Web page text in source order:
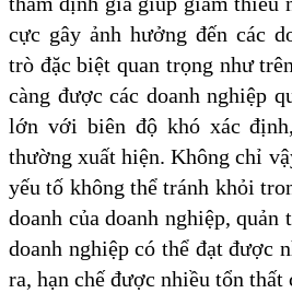
cực gây ảnh hưởng đến các
trò đặc biệt quan trọng như
càng được các doanh nghiệp
lớn với biên độ khó xác
thường xuất hiện. Không chỉ
yếu tố không thể tránh khỏi
doanh của doanh nghiệp,
doanh nghiệp có thể đạt được
ra, hạn chế được nhiều tổn thất